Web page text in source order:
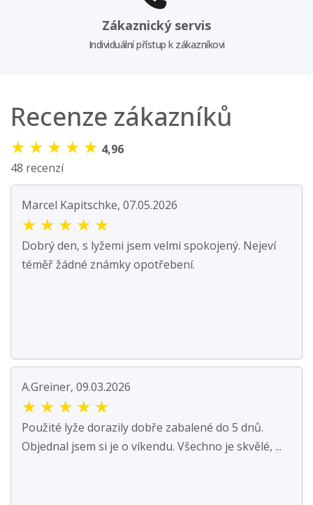
Zákaznický servis
Individuální přístup k zákazníkovi
Recenze zákazníků
★ ★ ★ ★ ★ 4,96
48 recenzí
Marcel Kapitschke, 07.05.2026
★ ★ ★ ★ ★
Dobrý den, s lyžemi jsem velmi spokojený. Nejeví
téměř žádné známky opotřebení.
A.Greiner, 09.03.2026
★ ★ ★ ★ ★
Použité lyže dorazily dobře zabalené do 5 dnů.
Objednal jsem si je o víkendu. Všechno je skvělé, ...